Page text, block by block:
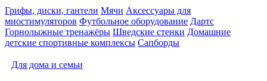
Грифы, диски, гантели Мячи Аксессуары для
миостимуляторов Футбольное оборудование Дартс
Горнолыжные тренажёры Шведские стенки Домашние
детские спортивные комплексы Сапборды
Для дома и семьи